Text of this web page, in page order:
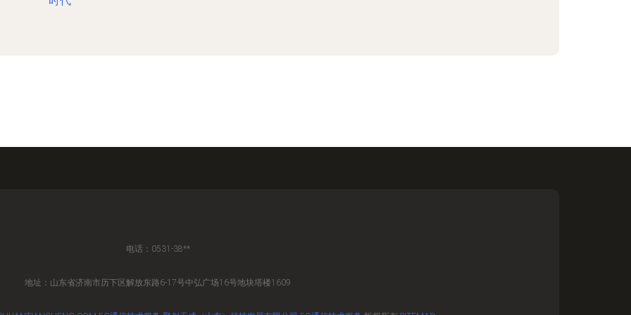
电话：0531-38**
地址：山东省济南市历下区解放东路6-17号中弘广场16号地块塔楼1609